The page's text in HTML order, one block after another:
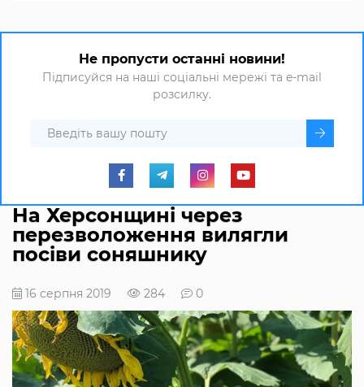
Не пропусти останні новини!
Підписуйся на наші соціальні мережі та e-mail
розсилку.
На Херсонщині через
перезволоження вилягли
посіви соняшнику
16 серпня 2019 284 0